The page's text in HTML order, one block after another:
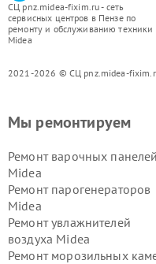
СЦ pnz.midea-fixim.ru - сеть
сервисных центров в Пензе по
ремонту и обслуживанию техники
Midea
2021-2026 © СЦ pnz.midea-
Мы ремонтируем
Ремонт варочных панелей
Midea
Ремонт парогенераторов
Midea
Ремонт увлажнителей
воздуха Midea
Ремонт морозильных